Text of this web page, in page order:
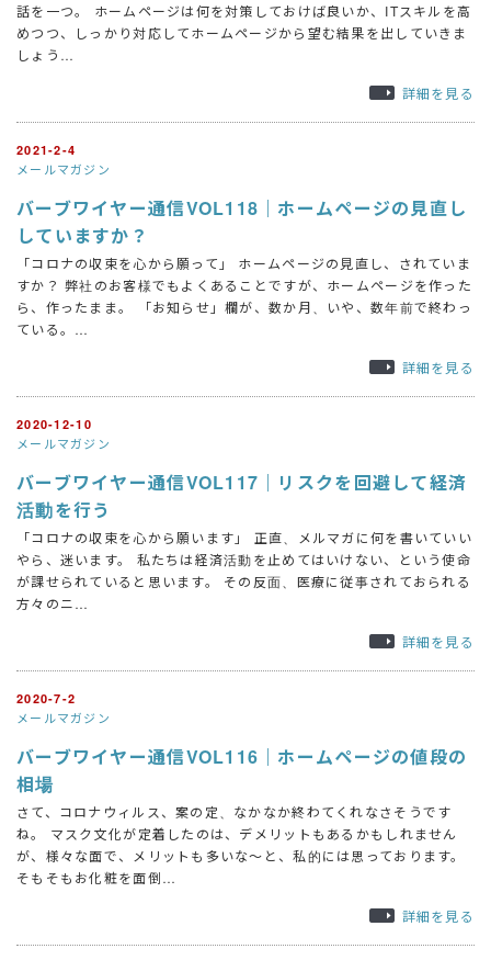
話を一つ。 ホームページは何を対策しておけば良いか、ITスキルを高
めつつ、しっかり対応してホームページから望む結果を出していきま
しょう…
詳細を見る
2021-2-4
メールマガジン
バーブワイヤー通信VOL118｜ホームページの見直し
していますか？
「コロナの収束を心から願って」 ホームページの見直し、されていま
すか？ 弊社のお客様でもよくあることですが、ホームページを作った
ら、作ったまま。 「お知らせ」欄が、数か月、いや、数年前で終わっ
ている。…
詳細を見る
2020-12-10
メールマガジン
バーブワイヤー通信VOL117｜リスクを回避して経済
活動を行う
「コロナの収束を心から願います」 正直、メルマガに何を書いていい
やら、迷います。 私たちは経済活動を止めてはいけない、という使命
が課せられていると思います。 その反面、医療に従事されておられる
方々のニ…
詳細を見る
2020-7-2
メールマガジン
バーブワイヤー通信VOL116｜ホームページの値段の
相場
さて、コロナウィルス、案の定、なかなか終わてくれなさそうです
ね。 マスク文化が定着したのは、デメリットもあるかもしれません
が、様々な面で、メリットも多いな～と、私的には思っております。
そもそもお化粧を面倒…
詳細を見る